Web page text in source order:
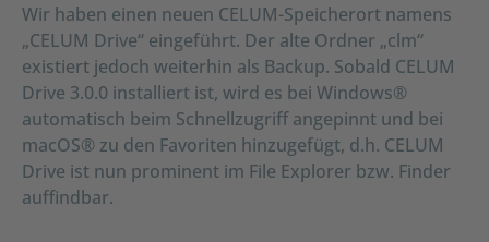
Wir haben einen neuen CELUM-Speicherort namens
„CELUM Drive“ eingeführt. Der alte Ordner „clm“
existiert jedoch weiterhin als Backup. Sobald CELUM
Drive 3.0.0 installiert ist, wird es bei Windows®
automatisch beim Schnellzugriff angepinnt und bei
macOS® zu den Favoriten hinzugefügt, d.h. CELUM
Drive ist nun prominent im File Explorer bzw. Finder
auffindbar.